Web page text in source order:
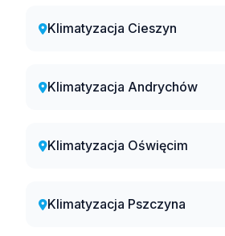
Klimatyzacja Cieszyn
Klimatyzacja Andrychów
Klimatyzacja Oświęcim
Klimatyzacja Pszczyna